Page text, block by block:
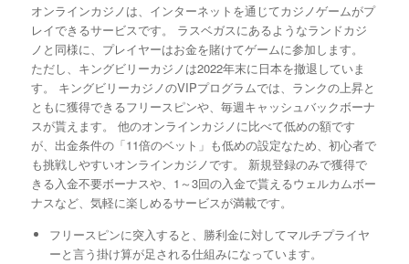
オンラインカジノは、インターネットを通じてカジノゲームがプ
レイできるサービスです。 ラスベガスにあるようなランドカジ
ノと同様に、プレイヤーはお金を賭けてゲームに参加します。
ただし、キングビリーカジノは2022年末に日本を撤退していま
す。 キングビリーカジノのVIPプログラムでは、ランクの上昇と
ともに獲得できるフリースピンや、毎週キャッシュバックボーナ
スが貰えます。 他のオンラインカジノに比べて低めの額です
が、出金条件の「11倍のベット」も低めの設定なため、初心者で
も挑戦しやすいオンラインカジノです。 新規登録のみで獲得で
きる入金不要ボーナスや、1～3回の入金で貰えるウェルカムボー
ナスなど、気軽に楽しめるサービスが満載です。
フリースピンに突入すると、勝利金に対してマルチプライヤ
ーと言う掛け算が足される仕組みになっています。